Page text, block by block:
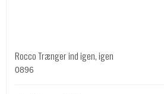
Rocco Trænger ind igen, igen
0896